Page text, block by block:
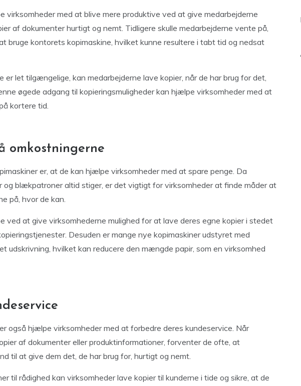
virksomheder med at blive mere produktive ved at give medarbejderne
af dokumenter hurtigt og nemt. Tidligere skulle medarbejderne vente på,
bruge kontorets kopimaskine, hvilket kunne resultere i tabt tid og nedsat
er let tilgængelige, kan medarbejderne lave kopier, når de har brug for det,
øgede adgang til kopieringsmuligheder kan hjælpe virksomheder med at
kortere tid.
omkostningerne
er, at de kan hjælpe virksomheder med at spare penge. Da
og blækpatroner altid stiger, er det vigtigt for virksomheder at finde måder at
på, hvor de kan.
ved at give virksomhederne mulighed for at lave deres egne kopier i stedet
Desuden er mange nye kopimaskiner udstyret med
udskrivning, hvilket kan reducere den mængde papir, som en virksomhed
også hjælpe virksomheder med at forbedre deres kundeservice. Når
af dokumenter eller produktinformationer, forventer de ofte, at
til at give dem det, de har brug for, hurtigt og nemt.
til rådighed kan virksomheder lave kopier til kunderne i tide og sikre, at de